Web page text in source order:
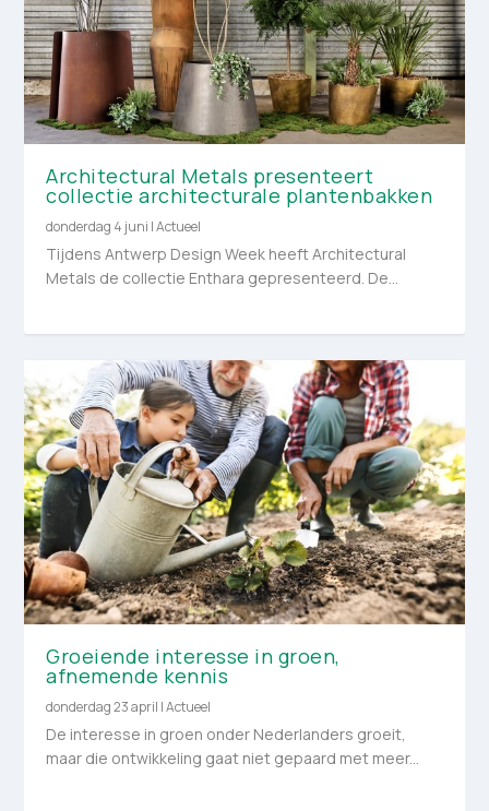
Architectural Metals presenteert
collectie architecturale plantenbakken
donderdag 4 juni |Actueel
Tijdens Antwerp Design Week heeft Architectural
Metals de collectie Enthara gepresenteerd. De...
Groeiende interesse in groen,
afnemende kennis
donderdag 23 april |Actueel
De interesse in groen onder Nederlanders groeit,
maar die ontwikkeling gaat niet gepaard met meer...